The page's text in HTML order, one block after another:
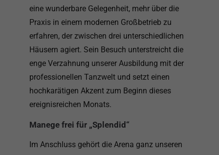
eine wunderbare Gelegenheit, mehr über die
Praxis in einem modernen Großbetrieb zu
erfahren, der zwischen drei unterschiedlichen
Häusern agiert. Sein Besuch unterstreicht die
enge Verzahnung unserer Ausbildung mit der
professionellen Tanzwelt und setzt einen
hochkarätigen Akzent zum Beginn dieses
ereignisreichen Monats.
Manege frei für „Splendid“
Im Anschluss gehört die Arena ganz unseren